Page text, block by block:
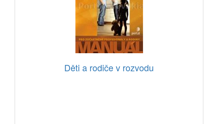
Děti a rodiče v rozvodu